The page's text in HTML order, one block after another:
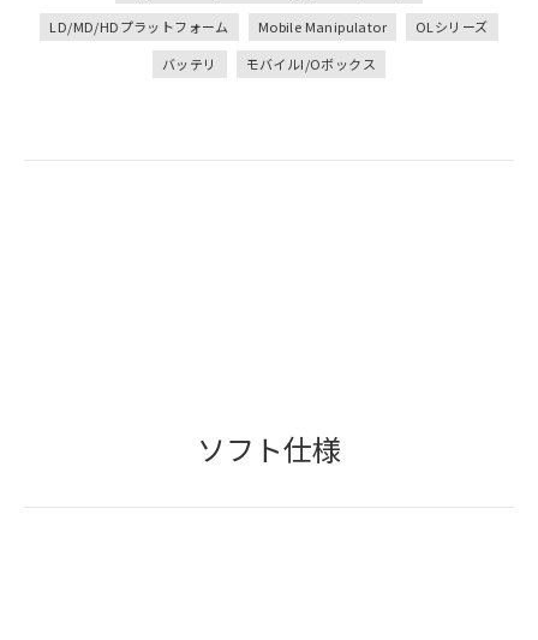
LD/MD/HDプラットフォーム
Mobile Manipulator
OLシリーズ
バッテリ
モバイルI/Oボックス
ソフト仕様